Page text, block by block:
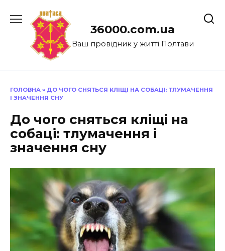
до
36000.com.ua
Ваш провідник у житті Полтави
ГОЛОВНА » ДО ЧОГО СНЯТЬСЯ КЛІЩІ НА СОБАЦІ: ТЛУМАЧЕННЯ
І ЗНАЧЕННЯ СНУ
До чого сняться кліщі на
собаці: тлумачення і
значення сну